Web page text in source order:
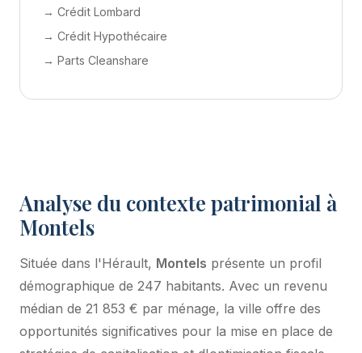
Analyse du contexte patrimonial à
Montels
Située dans l'Hérault, Montels présente un profil
démographique de 247 habitants. Avec un revenu
médian de 21 853 € par ménage, la ville offre des
opportunités significatives pour la mise en place de
→ Crédit Lombard
→ Crédit Hypothécaire
→ Parts Cleanshare